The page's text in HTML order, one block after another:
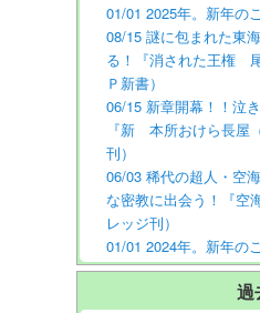
01/01 2025年。新年の
08/15 謎に包まれた東
る！『消された王権
Ｐ新書）
06/15 新章開幕！！泣
『新 本所おけら長屋
刊）
06/03 稀代の超人・空
な密教に出会う！『空
レッジ刊）
01/01 2024年。新年の
過